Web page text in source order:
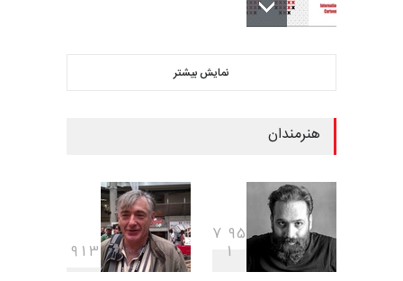
ششمین جشنواره بین‌المللی
کاریکاتور CIK Damad…
ششمین جشنوارۀ بین‌المللی
کارتون «لبخند دریا»…
نمایش بیشتر
هنرمندان
7 95
1
9 1 3